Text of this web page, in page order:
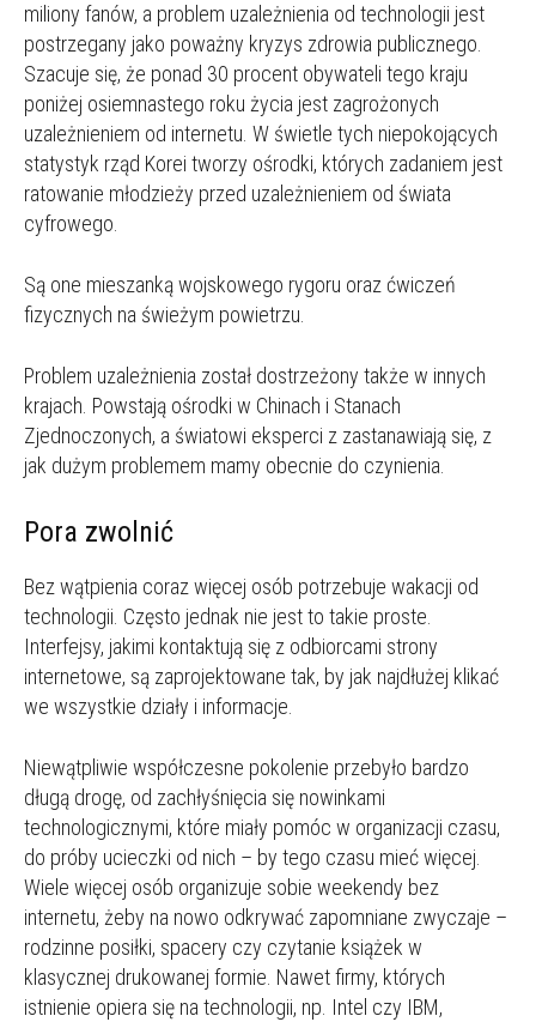
miliony fanów, a problem uzależnienia od technologii jest
postrzegany jako poważny kryzys zdrowia publicznego.
Szacuje się, że ponad 30 procent obywateli tego kraju
poniżej osiemnastego roku życia jest zagrożonych
uzależnieniem od internetu. W świetle tych niepokojących
statystyk rząd Korei tworzy ośrodki, których zadaniem jest
ratowanie młodzieży przed uzależnieniem od świata
cyfrowego.
Są one mieszanką wojskowego rygoru oraz ćwiczeń
fizycznych na świeżym powietrzu.
Problem uzależnienia został dostrzeżony także w innych
krajach. Powstają ośrodki w Chinach i Stanach
Zjednoczonych, a światowi eksperci z zastanawiają się, z
jak dużym problemem mamy obecnie do czynienia.
Pora zwolnić
Bez wątpienia coraz więcej osób potrzebuje wakacji od
technologii. Często jednak nie jest to takie proste.
Interfejsy, jakimi kontaktują się z odbiorcami strony
internetowe, są zaprojektowane tak, by jak najdłużej klikać
we wszystkie działy i informacje.
Niewątpliwie współczesne pokolenie przebyło bardzo
długą drogę, od zachłyśnięcia się nowinkami
technologicznymi, które miały pomóc w organizacji czasu,
do próby ucieczki od nich – by tego czasu mieć więcej.
Wiele więcej osób organizuje sobie weekendy bez
internetu, żeby na nowo odkrywać zapomniane zwyczaje –
rodzinne posiłki, spacery czy czytanie książek w
klasycznej drukowanej formie. Nawet firmy, których
istnienie opiera się na technologii, np. Intel czy IBM,